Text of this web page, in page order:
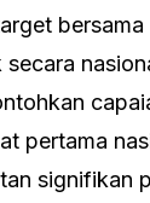
pertama
signifikan